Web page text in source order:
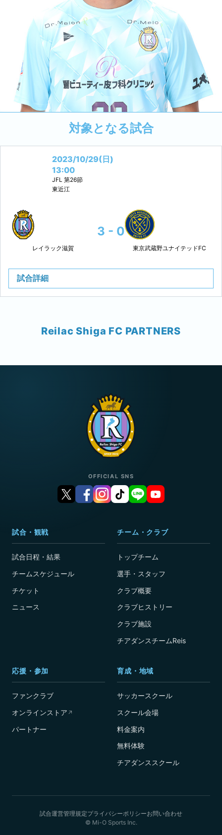
対象となる試合
2023/10/29(日)
13:00
JFL 第26節
東近江
レイラック滋賀
3 - 0
東京武蔵野ユナイテッドFC
試合詳細
Reilac Shiga FC PARTNERS
OFFICIAL SNS
試合・観戦
試合日程・結果
チームスケジュール
チケット
ニュース
チーム・クラブ
トップチーム
選手・スタッフ
クラブ概要
クラブヒストリー
クラブ施設
チアダンスチームReis
応援・参加
ファンクラブ
オンラインストア ↗
パートナー
育成・地域
サッカースクール
スクール会場
料金案内
無料体験
チアダンススクール
試合運営管理規定プライバシーポリシーお問い合わせ
© Mi-O Sports Inc.